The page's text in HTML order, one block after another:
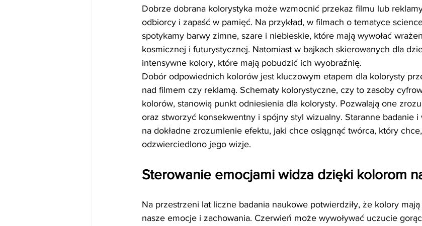
Dobrze dobrana kolorystyka może wzmocnić przekaz filmu lub
odbiorcy i zapaść w pamięć. Na przykład, w filmach o tematyce
spotykamy barwy zimne, szare i niebieskie, które mają wywołać
kosmicznej i futurystycznej. Natomiast w bajkach skierowanych dla
intensywne kolory, które mają pobudzić ich wyobraźnię.
Dobór odpowiednich kolorów jest kluczowym etapem dla kolorysty
nad filmem czy reklamą. Schematy kolorystyczne, czy to zasoby
kolorów, stanowią punkt odniesienia dla kolorysty. Pozwalają one
oraz stworzyć konsekwentny i spójny styl wizualny. Staranne badanie
na dokładne zrozumienie efektu, jaki chce osiągnąć twórca, który
odzwierciedlono jego wizje.
Sterowanie emocjami widza dzięki kolorom
Na przestrzeni lat liczne badania naukowe potwierdziły, że kolory
nasze emocje i zachowania. Czerwień może wywoływać uczucie